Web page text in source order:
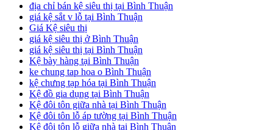
địa chỉ bán kệ siêu thị tại Bình Thuận
giá kệ sắt v lỗ tại Bình Thuận
Giá Kệ siêu thị
giá kệ siêu thị ở Bình Thuận
giá kệ siêu thị tại Bình Thuận
Kệ bày hàng tại Bình Thuận
ke chung tap hoa o Bình Thuận
kệ chưng tạp hóa tại Bình Thuận
Kệ đồ gia dụng tại Bình Thuận
Kệ đôi tôn giữa nhà tại Bình Thuận
Kệ đôi tôn lỗ áp tường tại Bình Thuận
Kệ đôi tôn lỗ giữa nhà tại Bình Thuận